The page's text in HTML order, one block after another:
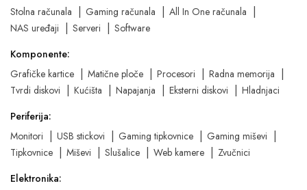
Stolna računala
Gaming računala
All In One računala
NAS uređaji
Serveri
Software
Komponente:
Grafičke kartice
Matične ploče Procesori
Radna memorija
Tvrdi diskovi
Kućišta Napajanja Eksterni diskovi
Hladnjaci
Periferija:
Monitori
USB stickovi Gaming tipkovnice
Gaming miševi
Tipkovnice
Miševi Slušalice Web kamere
Zvučnici
Elektronika: